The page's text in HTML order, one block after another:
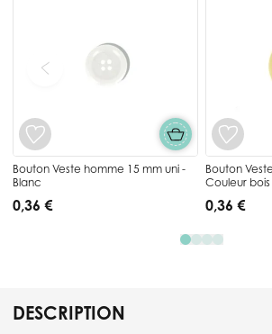
DESCRIPTION
Bouton Veste homme 15 mm uni -
Blanc
0,36 €
Bouton
Couleur bois
0,36 €